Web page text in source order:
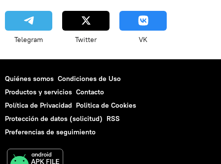
Telegram Twitter VK
Quiénes somos Condiciones de Uso
Productos y servicios Contacto
Política de Privacidad Politica de Cookies
Protección de datos (solicitud) RSS
Preferencias de seguimiento